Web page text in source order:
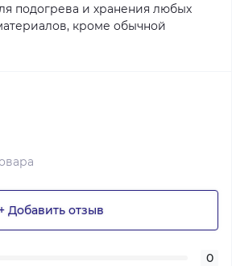
подогрева и хранения любых
кроме обычной
+ Добавить отзыв
0